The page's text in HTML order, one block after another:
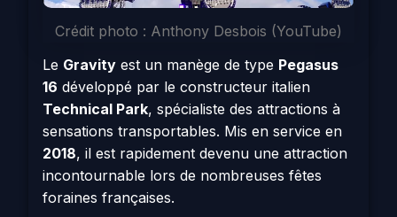
Crédit photo : Anthony Desbois (YouTube)
Le Gravity est un manège de type Pegasus
16 développé par le constructeur italien
Technical Park, spécialiste des attractions à
sensations transportables. Mis en service en
2018, il est rapidement devenu une attraction
incontournable lors de nombreuses fêtes
foraines françaises.